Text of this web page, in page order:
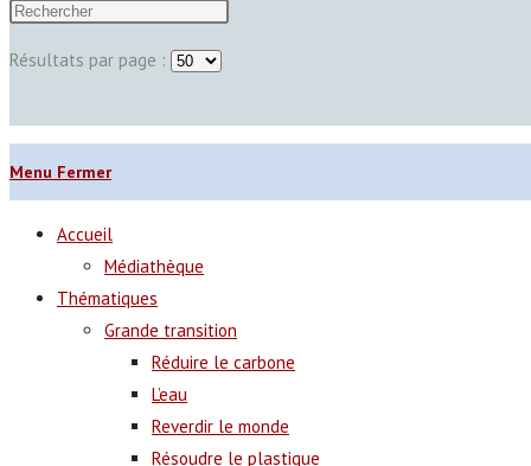
Résultats par page :
Menu Fermer
Accueil
Médiathèque
Thématiques
Grande transition
Réduire le carbone
L’eau
Reverdir le monde
Résoudre le plastique